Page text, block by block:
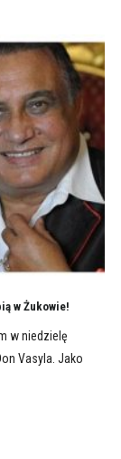
w Żukowie!
w niedzielę
Vasyla. Jako